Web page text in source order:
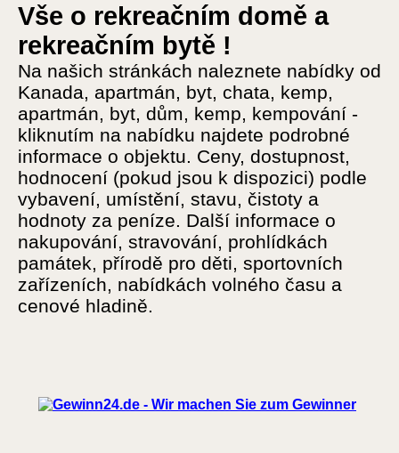
Vše o rekreačním domě a
rekreačním bytě !
Na našich stránkách naleznete nabídky od
Kanada, apartmán, byt, chata, kemp,
apartmán, byt, dům, kemp, kempování -
kliknutím na nabídku najdete podrobné
informace o objektu. Ceny, dostupnost,
hodnocení (pokud jsou k dispozici) podle
vybavení, umístění, stavu, čistoty a
hodnoty za peníze. Další informace o
nakupování, stravování, prohlídkách
památek, přírodě pro děti, sportovních
zařízeních, nabídkách volného času a
cenové hladině.